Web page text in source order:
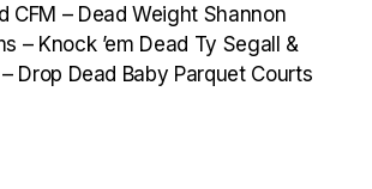
CFM – Dead Weight Shannon
– Knock ’em Dead Ty Segall &
Drop Dead Baby Parquet Courts